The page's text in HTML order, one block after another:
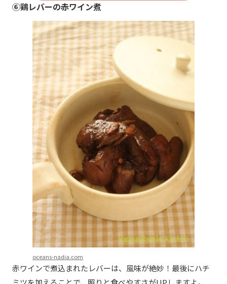
⑥鶏レバーの赤ワイン煮
oceans-nadia.com
赤ワインで煮込まれたレバーは、風味が絶妙！最後にハチ